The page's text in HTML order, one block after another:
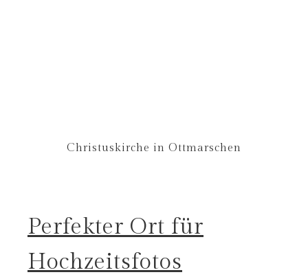
Christuskirche in Ottmarschen
Perfekter Ort für
Hochzeitsfotos